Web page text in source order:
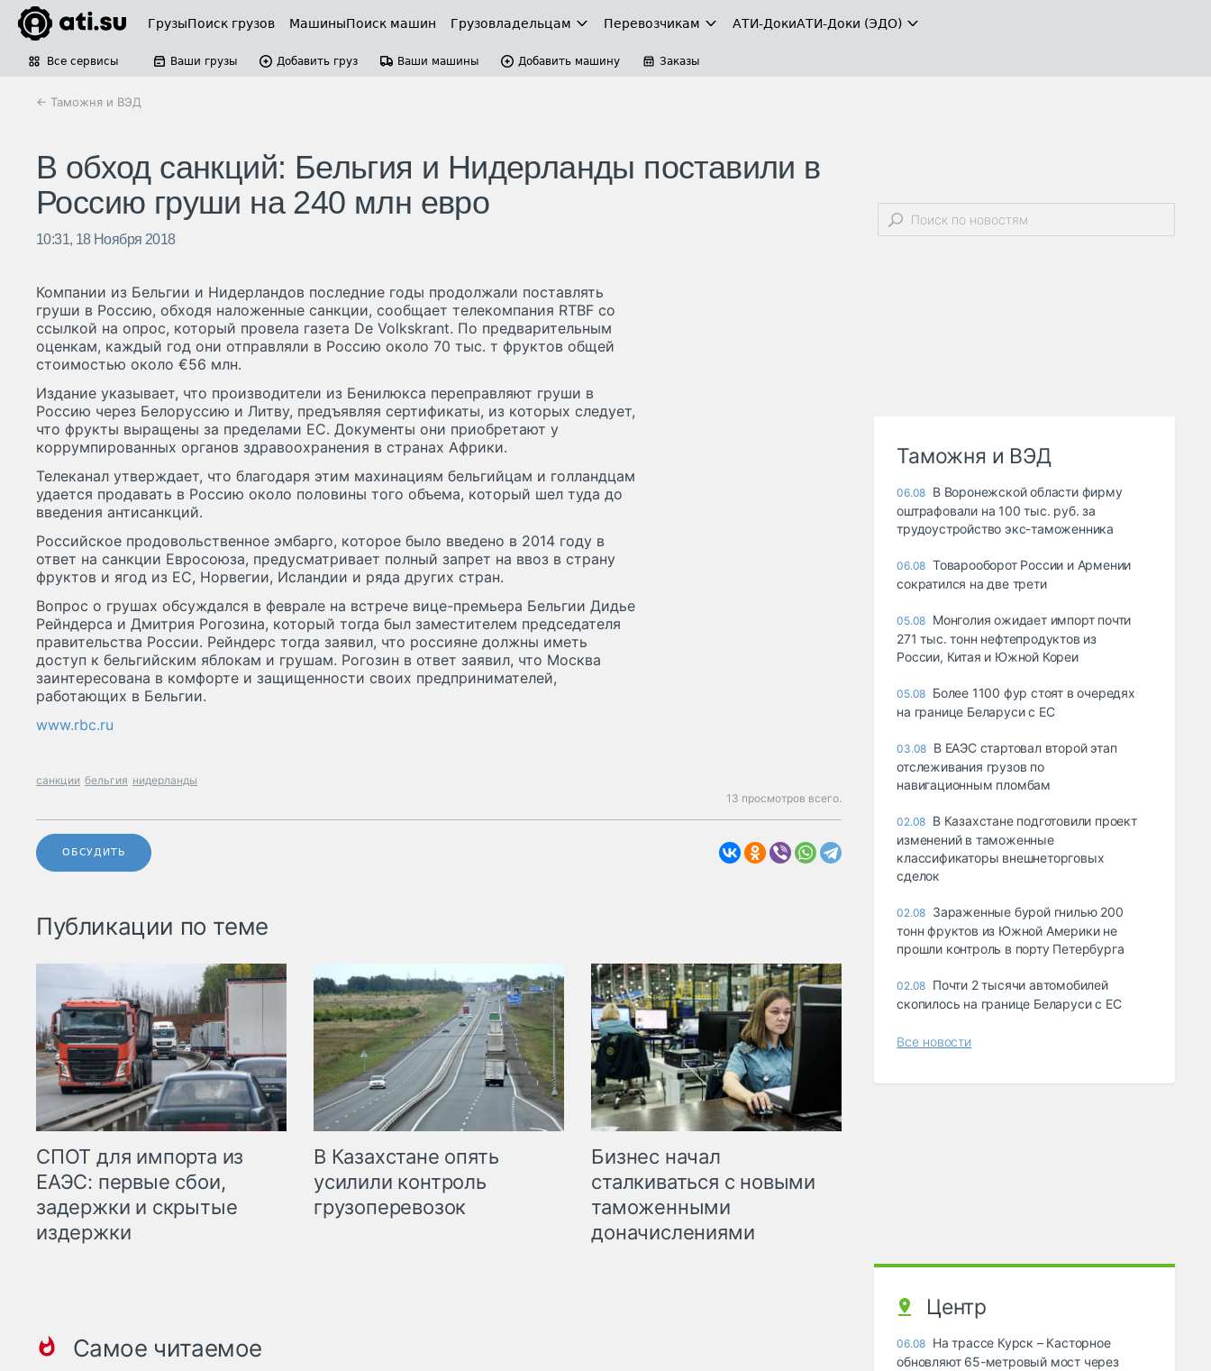
ГрузыПоиск грузов МашиныПоиск машин Грузовладельцам Перевозчикам АТИ-ДокиАТИ-Доки (ЭДО)
Все сервисы Ваши грузы Добавить груз Ваши машины Добавить машину Заказы
← Таможня и ВЭД
В обход санкций: Бельгия и Нидерланды поставили в
Россию груши на 240 млн евро
10:31, 18 Ноября 2018
Компании из Бельгии и Нидерландов последние годы продолжали поставлять
груши в Россию, обходя наложенные санкции, сообщает телекомпания RTBF со
ссылкой на опрос, который провела газета De Volkskrant. По предварительным
оценкам, каждый год они отправляли в Россию около 70 тыс. т фруктов общей
стоимостью около €56 млн.
Издание указывает, что производители из Бенилюкса переправляют груши в
Россию через Белоруссию и Литву, предъявляя сертификаты, из которых следует,
что фрукты выращены за пределами ЕС. Документы они приобретают у
коррумпированных органов здравоохранения в странах Африки.
Телеканал утверждает, что благодаря этим махинациям бельгийцам и голландцам
удается продавать в Россию около половины того объема, который шел туда до
введения антисанкций.
Российское продовольственное эмбарго, которое было введено в 2014 году в
ответ на санкции Евросоюза, предусматривает полный запрет на ввоз в страну
фруктов и ягод из ЕС, Норвегии, Исландии и ряда других стран.
Вопрос о грушах обсуждался в феврале на встрече вице-премьера Бельгии Дидье
Рейндерса и Дмитрия Рогозина, который тогда был заместителем председателя
правительства России. Рейндерс тогда заявил, что россияне должны иметь
доступ к бельгийским яблокам и грушам. Рогозин в ответ заявил, что Москва
заинтересована в комфорте и защищенности своих предпринимателей,
работающих в Бельгии.
www.rbc.ru
санкции бельгия нидерланды
13 просмотров всего.
ОБСУДИТЬ
Публикации по теме
СПОТ для импорта из
ЕАЭС: первые сбои,
задержки и скрытые
издержки
В Казахстане опять
усилили контроль
грузоперевозок
Бизнес начал
сталкиваться с новыми
таможенными
доначислениями
Самое читаемое
Таможня и ВЭД
06.08 В Воронежской области фирму
оштрафовали на 100 тыс. руб. за
трудоустройство экс-таможенника
06.08 Товарооборот России и Армении
сократился на две трети
05.08 Монголия ожидает импорт почти
271 тыс. тонн нефтепродуктов из
России, Китая и Южной Кореи
05.08 Более 1100 фур стоят в очередях
на границе Беларуси с ЕС
03.08 В ЕАЭС стартовал второй этап
отслеживания грузов по
навигационным пломбам
02.08 В Казахстане подготовили проект
изменений в таможенные
классификаторы внешнеторговых
сделок
02.08 Зараженные бурой гнилью 200
тонн фруктов из Южной Америки не
прошли контроль в порту Петербурга
02.08 Почти 2 тысячи автомобилей
скопилось на границе Беларуси с ЕС
Все новости
Центр
06.08 На трассе Курск – Касторное
обновляют 65-метровый мост через